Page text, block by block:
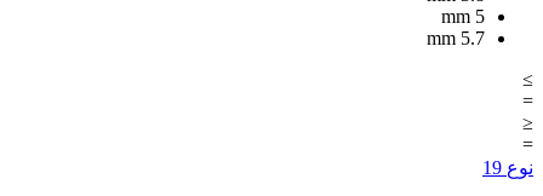
5
mm
5.7
mm
≥
=
≤
=
نوع 19